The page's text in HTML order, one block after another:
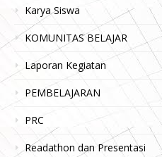
Karya Siswa
KOMUNITAS BELAJAR
Laporan Kegiatan
PEMBELAJARAN
PRC
Readathon dan Presentasi